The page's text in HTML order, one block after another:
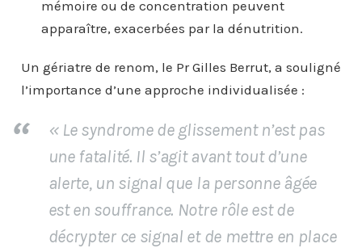
mémoire ou de concentration peuvent
apparaître, exacerbées par la dénutrition.
Un gériatre de renom, le Pr Gilles Berrut, a souligné
l’importance d’une approche individualisée :
« Le syndrome de glissement n’est pas
une fatalité. Il s’agit avant tout d’une
alerte, un signal que la personne âgée
est en souffrance. Notre rôle est de
décrypter ce signal et de mettre en place